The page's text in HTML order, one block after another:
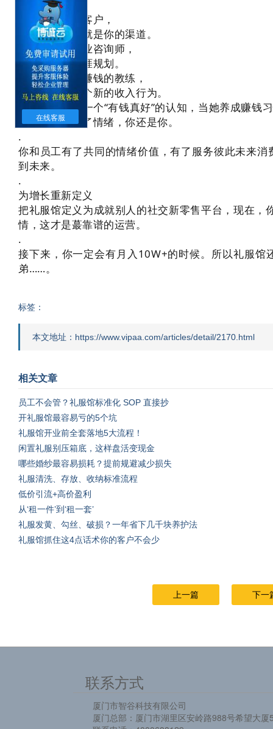
在线客服
把员工定义为客户，
你服务她，她就是你的渠道。
把你定义为职业咨询师，
为员工做好职涯规划。
再把你定义为赚钱的教练，
为员工设计一个新的收入行为。
蕞后为她创建一个“有钱真好”的认知，当她养成赚
变定义就改变了情绪，你还是你。
.
你和员工有了共同的情绪价值，有了服务彼此未来
到未来。
.
为增长重新定义
把礼服馆定义为成就别人的社交新零售平台，现在
情，这才是蕞靠谱的运营。
.
接下来，你一定会有月入10W+的时候。所以礼服
弟……。
标签：
本文地址：https://www.vipaa.com/articles/detail/2170.html
相关文章
员工不会管？礼服馆标准化 SOP 直接抄
开礼服馆最容易亏的5个坑
礼服馆开业前全套落地5大流程！
闲置礼服别压箱底，这样盘活变现金
哪些婚纱最容易损耗？提前规避减少损失
礼服清洗、存放、收纳标准流程
低价引流+高价盈利
从‘租一件’到‘租一套’
礼服发黄、勾丝、破损？一年省下几千块养护法
礼服馆抓住这4点话术你的客户不会少
上一篇 下一
联系方式
厦门市智谷科技有限公司
厦门总部：厦门市湖里区安岭路988号希望大厦